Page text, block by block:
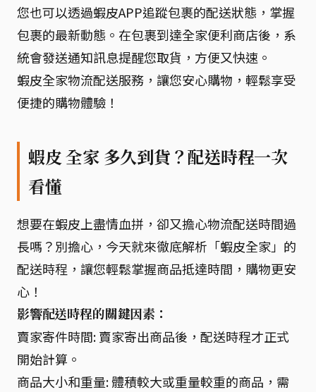
您也可以透過蝦皮APP追蹤包裹的配送狀態，掌握
包裹的最新動態。在包裹到達全家便利商店後，系
統會發送通知訊息提醒您取貨，方便又快速。
蝦皮全家物流配送服務，讓您安心購物，輕鬆享受
便捷的購物體驗！
蝦皮 全家 多久到貨？配送時程一次
看懂
想要在蝦皮上盡情血拼，卻又擔心物流配送時間過
長嗎？別擔心，今天就來徹底解析「蝦皮全家」的
配送時程，讓您輕鬆掌握商品抵達時間，購物更安
心！
影響配送時程的關鍵因素：
賣家寄件時間: 賣家寄出商品後，配送時程才正式
開始計算。
商品大小和重量: 體積較大或重量較重的商品，需